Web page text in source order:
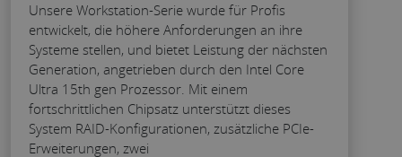
Unsere Workstation-Serie wurde für Profis
entwickelt, die höhere Anforderungen an ihre
Systeme stellen, und bietet Leistung der nächsten
Generation, angetrieben durch den Intel Core
Ultra 15th gen Prozessor. Mit einem
fortschrittlichen Chipsatz unterstützt dieses
System RAID-Konfigurationen, zusätzliche PCIe-
Erweiterungen, zwei